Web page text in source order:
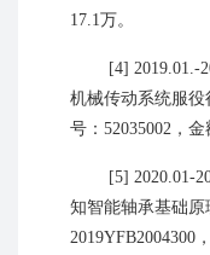
17.1 万。
[4] 2019. 01.-
机械传动系统服
号： 52035002 ，金
[5] 2020. 01-
知智能轴承基础原
2019YFB2004300